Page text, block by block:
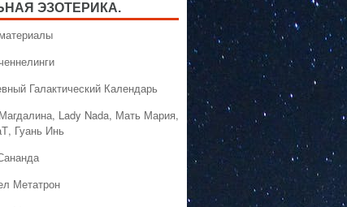
ЭЗОТЕРИКА.
Галактический Календарь
Lady Nada, Мать Мария,
Гуань Инь
Метатрон